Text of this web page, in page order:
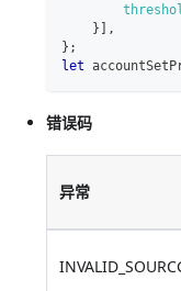
} ] ,
} ;
let
错误码
异常